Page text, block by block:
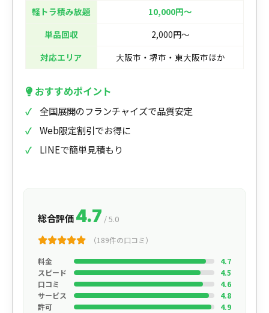
軽トラ積み放題
10,000円〜
単品回収
2,000円〜
対応エリア
大阪市・堺市・東大阪市ほか
おすすめポイント
全国展開のフランチャイズで品質安定
Web限定割引でお得に
LINEで簡単見積もり
総合評価4.7 / 5.0
（189件の口コミ）
料金
4.7
スピード
4.5
口コミ
4.6
サービス
4.8
許可
4.9